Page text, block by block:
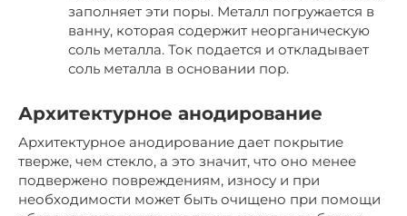
заполняет эти поры. Металл погружается в
ванну, которая содержит неорганическую
соль металла. Ток подается и откладывает
соль металла в основании пор.
Архитектурное анодирование
Архитектурное анодирование дает покрытие
тверже, чем стекло, а это значит, что оно менее
подвержено повреждениям, износу и при
необходимости может быть очищено при помощи